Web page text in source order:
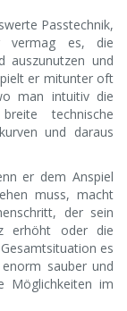
Passtechnik,
vermag es, die
auszunutzen und
er mitunter oft
man intuitiv die
technische
und daraus
er dem Anspiel
muss, macht
der sein
erhöht oder die
es
sauber und
Möglichkeiten im